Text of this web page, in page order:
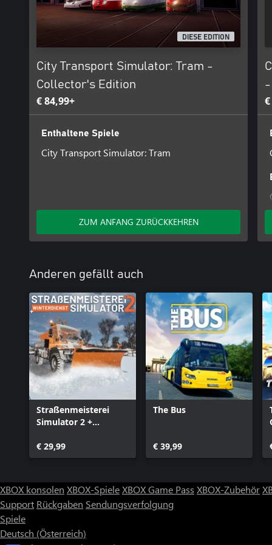
DIESE EDITION
City Transport Simulator: Tram -
Collector's Edition
€ 84,99+
Enthaltene Spiele
City Transport Simulator: Tram
ZUM ANFANG ZURÜCKKEHREN
-
Anderen gefällt auch
Straßenmeisterei
Simulator 2 +
€ 29,99
The Bus
€ 39,99
XBOX konsolen XBOX-SpieleXBOX Game Pass XBOX-Zubehör
Support Rückgaben Sendungsverfolgung
Spiele
Deutsch (Österreich)